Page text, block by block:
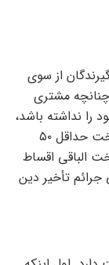
از سوی
چنانچه مشتری
نداشته باشد،
پس از تعیین تکلیف و امهال آن، به شرط پرداخت حداقل ٥٠
الباقی اقساط
تأخیر دین